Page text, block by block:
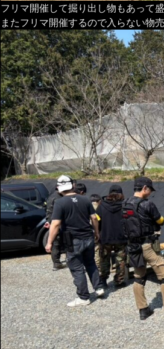
フリマ開催して掘り出し物もあって
またフリマ開催するので入らない物